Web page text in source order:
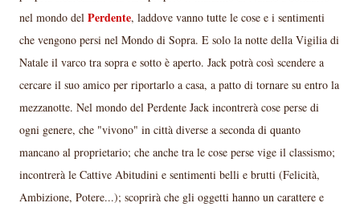
nel mondo del Perdente, laddove vanno tutte le cose e i sentimenti
che vengono persi nel Mondo di Sopra. E solo la notte della Vigilia di
Natale il varco tra sopra e sotto è aperto. Jack potrà così scendere a
cercare il suo amico per riportarlo a casa, a patto di tornare su entro la
mezzanotte. Nel mondo del Perdente Jack incontrerà cose perse di
ogni genere, che "vivono" in città diverse a seconda di quanto
mancano al proprietario; che anche tra le cose perse vige il classismo;
incontrerà le Cattive Abitudini e sentimenti belli e brutti (Felicità,
Ambizione, Potere...); scoprirà che gli oggetti hanno un carattere e